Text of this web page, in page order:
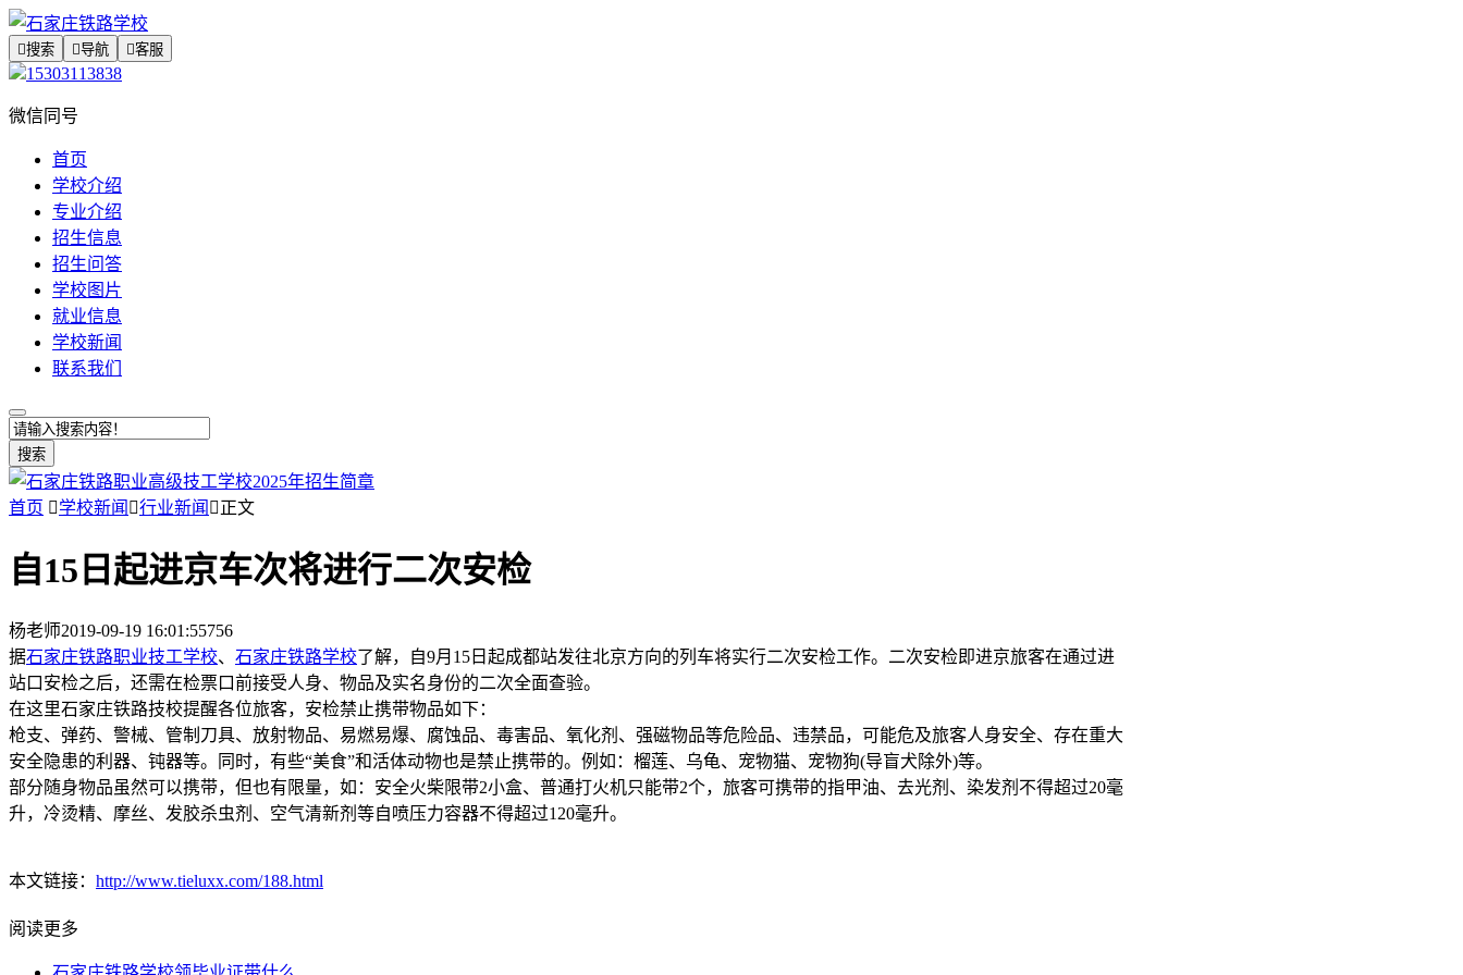
搜索 导航 客服
15303113838
微信同号
首页
学校介绍
专业介绍
招生信息
招生问答
学校图片
就业信息
学校新闻
联系我们
搜索
首页 学校新闻 行业新闻 正文
自15日起进京车次将进行二次安检
杨老师2019-09-19 16:01:55756
据石家庄铁路职业技工学校、 石家庄铁路学校了解，自9月15日起成都站发往北京方向的列车将实行二次安检工作。二次安检即进京旅客在通过进
站口安检之后，还需在检票口前接受人身、物品及实名身份的二次全面查验。
在这里石家庄铁路技校提醒各位旅客，安检禁止携带物品如下：
枪支、弹药、警械、管制刀具、放射物品、易燃易爆、腐蚀品、毒害品、氧化剂、强磁物品等危险品、违禁品，可能危及旅客人身安全、存在重大
安全隐患的利器、钝器等。同时，有些“美食”和活体动物也是禁止携带的。例如：榴莲、乌龟、宠物猫、宠物狗(导盲犬除外)等。
部分随身物品虽然可以携带，但也有限量，如：安全火柴限带2小盒、普通打火机只能带2个，旅客可携带的指甲油、去光剂、染发剂不得超过20毫
升，冷烫精、摩丝、发胶杀虫剂、空气清新剂等自喷压力容器不得超过120毫升。
本文链接： http://www.tieluxx.com/188.html
阅读更多